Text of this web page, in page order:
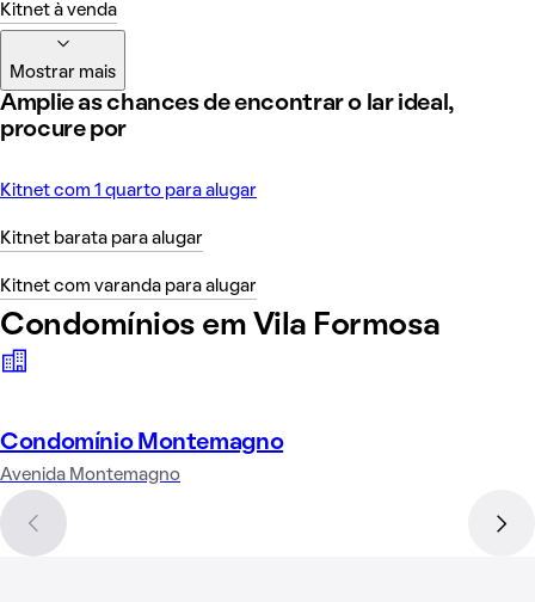
Kitnet à venda
Mostrar mais
Amplie as chances de encontrar o lar ideal,
procure por
Kitnet com 1 quarto para alugar
Kitnet barata para alugar
Kitnet com varanda para alugar
Condomínios em Vila Formosa
Condomínio Montemagno
Avenida Montemagno